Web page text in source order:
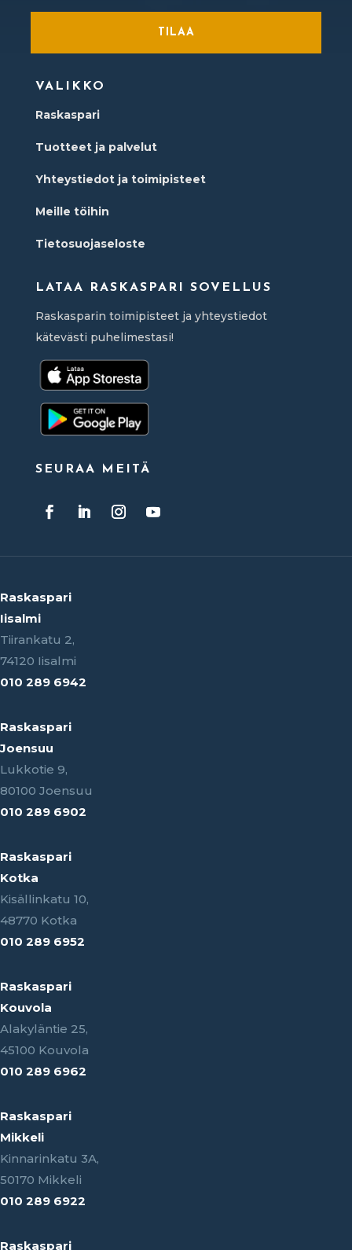
TILAA
VALIKKO
Raskaspari
Tuotteet ja palvelut
Yhteystiedot ja toimipisteet
Meille töihin
Tietosuojaseloste
LATAA RASKASPARI SOVELLUS
Raskasparin toimipisteet ja yhteystiedot
kätevästi puhelimestasi!
SEURAA MEITÄ
Raskaspari
Iisalmi
Tiirankatu 2,
74120 Iisalmi
010 289 6942
Raskaspari
Joensuu
Lukkotie 9,
80100 Joensuu
010 289 6902
Raskaspari
Kotka
Kisällinkatu 10,
48770 Kotka
010 289 6952
Raskaspari
Kouvola
Alakyläntie 25,
45100 Kouvola
010 289 6962
Raskaspari
Mikkeli
Kinnarinkatu 3A,
50170 Mikkeli
010 289 6922
Raskaspari